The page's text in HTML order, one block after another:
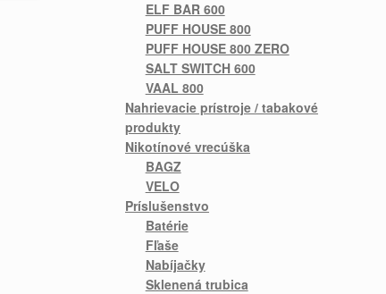
ELF BAR 600
PUFF HOUSE 800
PUFF HOUSE 800 ZERO
SALT SWITCH 600
VAAL 800
Nahrievacie prístroje / tabakové
produkty
Nikotínové vrecúška
BAGZ
VELO
Príslušenstvo
Batérie
Fľaše
Nabíjačky
Sklenená trubica